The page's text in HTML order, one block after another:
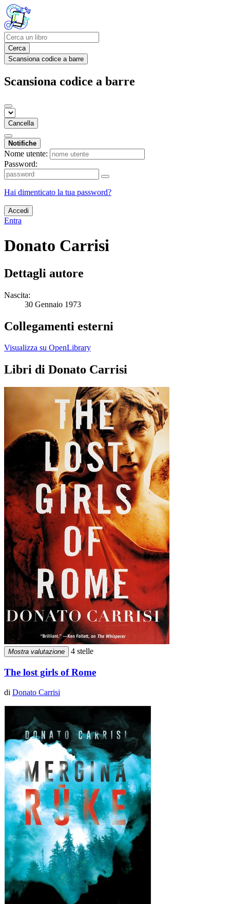
Cerca
Scansiona codice a barre
Scansiona codice a barre
Cancella
Notifiche
Nome utente:
Password:
Hai dimenticato la tua password?
Accedi
Entra
Donato Carrisi
Dettagli autore
Nascita:
30 Gennaio 1973
Collegamenti esterni
Visualizza su OpenLibrary
Libri di Donato Carrisi
Mostra valutazione 4 stelle
The lost girls of Rome
di Donato Carrisi